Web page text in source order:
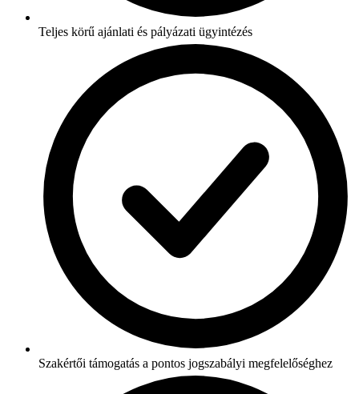
Teljes körű ajánlati és pályázati ügyintézés
Szakértői támogatás a pontos jogszabályi megfelelőséghez